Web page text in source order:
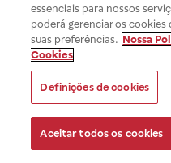
essenciais para nossos
poderá gerenciar os
suas preferências. Nossa
Cookies
Definições de cookies
Aceitar todos os cookies